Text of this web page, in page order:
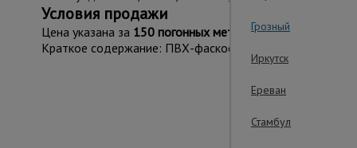
Условия продажи
Цена указана за 150 погонных метров.
Краткое содержание: ПВХ-фаскообразователь с
Грозный
Иркутск
Ереван
Стамбул